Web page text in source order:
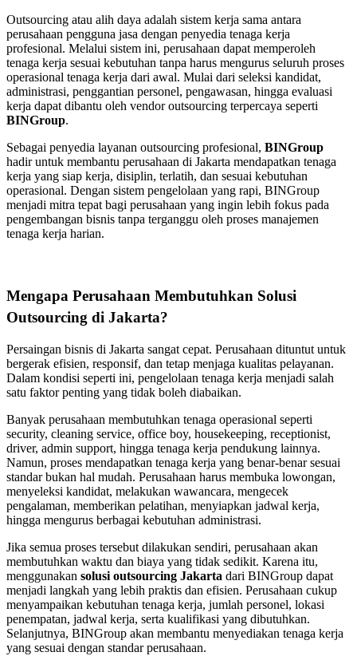
Outsourcing atau alih daya adalah sistem kerja sama antara
perusahaan pengguna jasa dengan penyedia tenaga kerja
profesional. Melalui sistem ini, perusahaan dapat memperoleh
tenaga kerja sesuai kebutuhan tanpa harus mengurus seluruh proses
operasional tenaga kerja dari awal. Mulai dari seleksi kandidat,
administrasi, penggantian personel, pengawasan, hingga evaluasi
kerja dapat dibantu oleh vendor outsourcing terpercaya seperti
BINGroup.
Sebagai penyedia layanan outsourcing profesional, BINGroup
hadir untuk membantu perusahaan di Jakarta mendapatkan tenaga
kerja yang siap kerja, disiplin, terlatih, dan sesuai kebutuhan
operasional. Dengan sistem pengelolaan yang rapi, BINGroup
menjadi mitra tepat bagi perusahaan yang ingin lebih fokus pada
pengembangan bisnis tanpa terganggu oleh proses manajemen
tenaga kerja harian.
Mengapa Perusahaan Membutuhkan Solusi
Outsourcing di Jakarta?
Persaingan bisnis di Jakarta sangat cepat. Perusahaan dituntut untuk
bergerak efisien, responsif, dan tetap menjaga kualitas pelayanan.
Dalam kondisi seperti ini, pengelolaan tenaga kerja menjadi salah
satu faktor penting yang tidak boleh diabaikan.
Banyak perusahaan membutuhkan tenaga operasional seperti
security, cleaning service, office boy, housekeeping, receptionist,
driver, admin support, hingga tenaga kerja pendukung lainnya.
Namun, proses mendapatkan tenaga kerja yang benar-benar sesuai
standar bukan hal mudah. Perusahaan harus membuka lowongan,
menyeleksi kandidat, melakukan wawancara, mengecek
pengalaman, memberikan pelatihan, menyiapkan jadwal kerja,
hingga mengurus berbagai kebutuhan administrasi.
Jika semua proses tersebut dilakukan sendiri, perusahaan akan
membutuhkan waktu dan biaya yang tidak sedikit. Karena itu,
menggunakan solusi outsourcing Jakarta dari BINGroup dapat
menjadi langkah yang lebih praktis dan efisien. Perusahaan cukup
menyampaikan kebutuhan tenaga kerja, jumlah personel, lokasi
penempatan, jadwal kerja, serta kualifikasi yang dibutuhkan.
Selanjutnya, BINGroup akan membantu menyediakan tenaga kerja
yang sesuai dengan standar perusahaan.